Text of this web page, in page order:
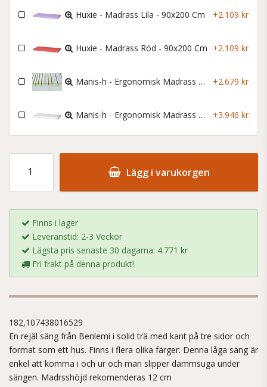
Huxie - Madrass Lila - 90x200 Cm +2.109 kr
Huxie - Madrass Röd - 90x200 Cm +2.109 kr
Manis-h - Ergonomisk Madrass - 90x200x12 Cm +2.679 kr
Manis-h - Ergonomisk Madrass Lyx - 90x200x12 Cm +3.946 kr
Lägg i varukorgen
Finns i lager
Leveranstid: 2-3 Veckor
Lägsta pris senaste 30 dagarna: 4.771 kr
Fri frakt på denna produkt!
182,107438016529
En rejäl säng från Benlemi i solid trä med kant på tre sidor och
format som ett hus. Finns i flera olika färger. Denna låga säng är
enkel att komma i och ur och man slipper dammsuga under
sängen. Madrsshöjd rekomenderas 12 cm